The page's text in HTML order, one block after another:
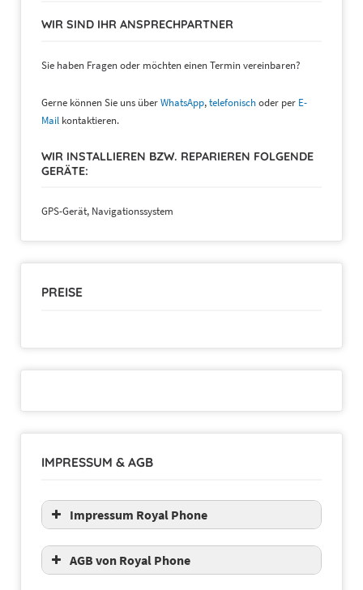
WIR SIND IHR ANSPRECHPARTNER
Sie haben Fragen oder möchten einen Termin vereinbaren?
Gerne können Sie uns überWhatsApp,telefonischoder per E-
Mail kontaktieren.
WIR INSTALLIEREN BZW. REPARIEREN FOLGENDE
GERÄTE:
GPS-Gerät, Navigationssystem
PREISE
IMPRESSUM & AGB
Impressum Royal Phone
AGB von Royal Phone